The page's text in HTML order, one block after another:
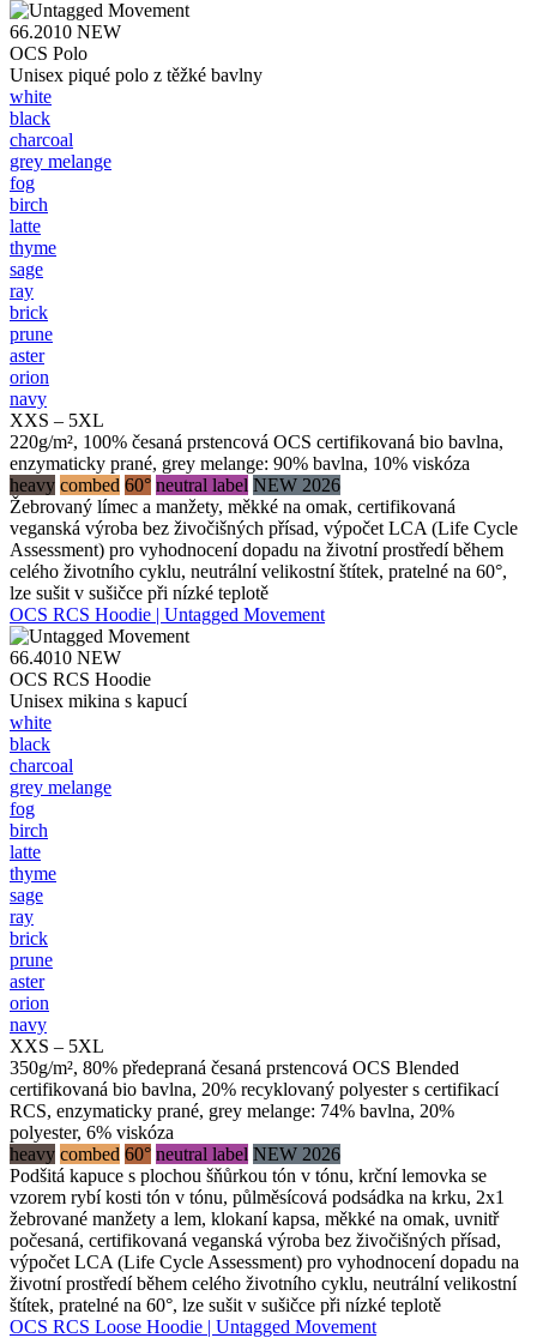
66.2010 NEW
OCS Polo
Unisex piqué polo z těžké bavlny
white
black
charcoal
grey melange
fog
birch
latte
thyme
sage
ray
brick
prune
aster
orion
navy
XXS – 5XL
220g/m², 100% česaná prstencová OCS certifikovaná bio bavlna,
enzymaticky prané, grey melange: 90% bavlna, 10% viskóza
heavy combed 60° neutral label NEW 2026
Žebrovaný límec a manžety, měkké na omak, certifikovaná
veganská výroba bez živočišných přísad, výpočet LCA (Life Cycle
Assessment) pro vyhodnocení dopadu na životní prostředí během
celého životního cyklu, neutrální velikostní štítek, pratelné na 60°,
lze sušit v sušičce při nízké teplotě
OCS RCS Hoodie | Untagged Movement
66.4010 NEW
OCS RCS Hoodie
Unisex mikina s kapucí
white
black
charcoal
grey melange
fog
birch
latte
thyme
sage
ray
brick
prune
aster
orion
navy
XXS – 5XL
350g/m², 80% předepraná česaná prstencová OCS Blended
certifikovaná bio bavlna, 20% recyklovaný polyester s certifikací
RCS, enzymaticky prané, grey melange: 74% bavlna, 20%
polyester, 6% viskóza
heavy combed 60° neutral label NEW 2026
Podšitá kapuce s plochou šňůrkou tón v tónu, krční lemovka se
vzorem rybí kosti tón v tónu, půlměsícová podsádka na krku, 2x1
žebrované manžety a lem, klokaní kapsa, měkké na omak, uvnitř
počesaná, certifikovaná veganská výroba bez živočišných přísad,
výpočet LCA (Life Cycle Assessment) pro vyhodnocení dopadu na
životní prostředí během celého životního cyklu, neutrální velikostní
štítek, pratelné na 60°, lze sušit v sušičce při nízké teplotě
OCS RCS Loose Hoodie | Untagged Movement